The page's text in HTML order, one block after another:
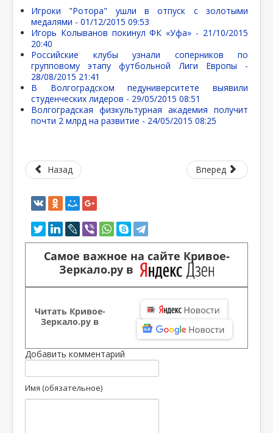
Игроки "Ротора" ушли в отпуск с золотыми
медалями - 01/12/2015 09:53
Игорь Колыванов покинул ФК «Уфа» - 21/10/2015
20:40
Российские клубы узнали соперников по
групповому этапу футбольной Лиги Европы -
28/08/2015 21:41
В Волгоградском педуниверситете выявили
студенческих лидеров - 29/05/2015 08:51
Волгоградская физкультурная академия получит
почти 2 млрд на развитие - 24/05/2015 08:25
Назад Вперед
Самое важное на сайте Кривое-
Зеркало.ру в
Читать Кривое-
Зеркало.ру в
Добавить комментарий
Имя (обязательное)